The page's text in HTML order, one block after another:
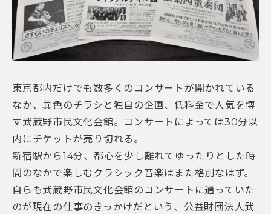
東京都内だけでも数多くのコンサートが開かれている
なか、異色のチラシと独自の企画、低料金で人気を博
す武蔵野市民文化会館。コンサートによっては30分以
内にチケットが売り切れる。
新宿駅から14分、都心を少し離れてゆったりとした時
間のなかで楽しむクラシック音楽はまた格別なはず。
自らも武蔵野市民文化会館のコンサートに通っていた
のが現在の仕事のきっかけだという、公益財団法人武